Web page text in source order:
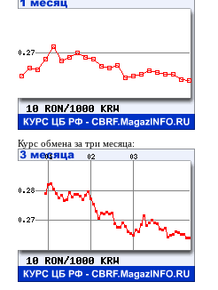
Курс обмена за три месяца: